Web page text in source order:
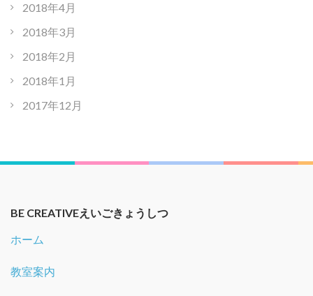
2018年4月
2018年3月
2018年2月
2018年1月
2017年12月
BE CREATIVEえいごきょうしつ
ホーム
教室案内